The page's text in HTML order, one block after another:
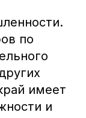
по
имеет
и